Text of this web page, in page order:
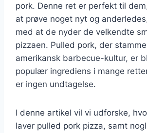
pork. Denne ret er perfekt til
at prøve noget nyt og
med at de nyder de velkendte
pizzaen. Pulled pork, der
amerikansk barbecue-kultur, er
populær ingrediens i mange
er ingen undtagelse.
I denne artikel vil vi udforske,
laver pulled pork pizza, samt